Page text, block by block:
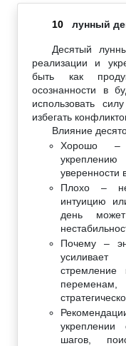
10 лунный
Десятый
реализации и
быть как
осознанности в
использовать
избегать
Влияние
Хорошо –
уверенности
Плохо – не
интуицию
день
Почему –
усиливает
стремление
укреплении
шагов,